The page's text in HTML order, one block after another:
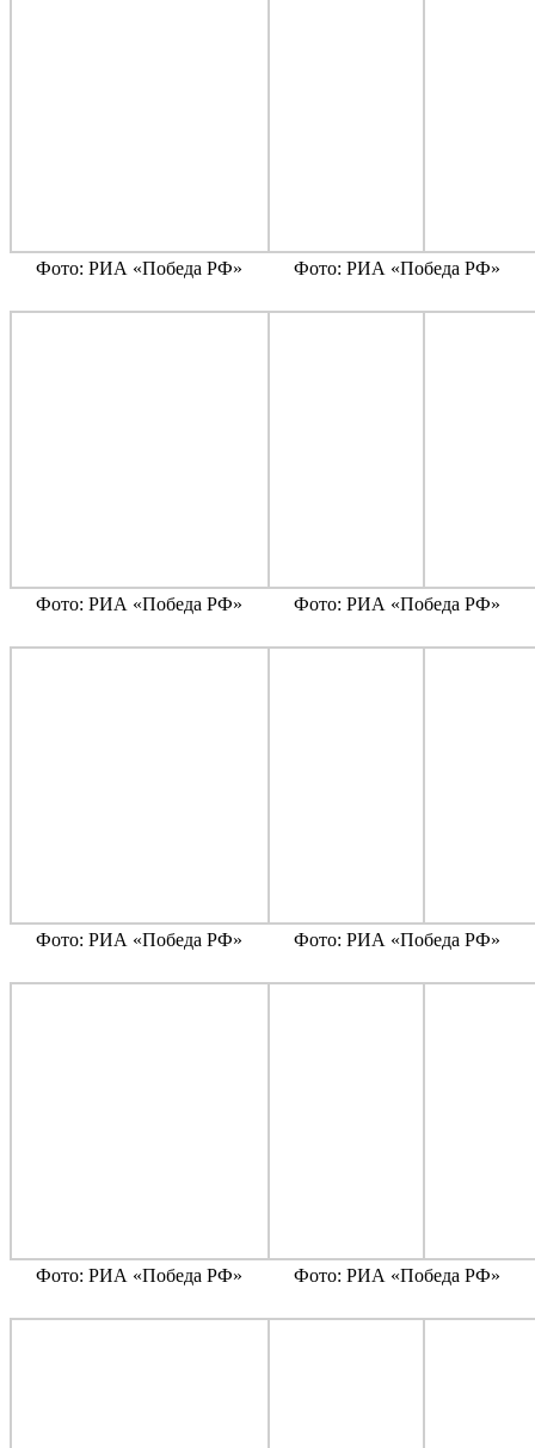
Фото: РИА «Победа РФ» Фото: РИА «Победа РФ»
Фото: РИА «Победа РФ» Фото: РИА «Победа РФ»
Фото: РИА «Победа РФ» Фото: РИА «Победа РФ»
Фото: РИА «Победа РФ» Фото: РИА «Победа РФ»